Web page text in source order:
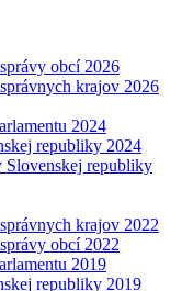
obcí 2026
krajov 2026
2024
republiky 2024
republiky
krajov 2022
obcí 2022
2019
republiky 2019